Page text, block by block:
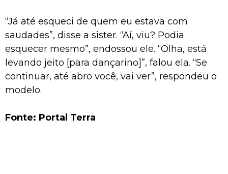
“Já até esqueci de quem eu estava com
saudades”, disse a sister. “Aí, viu? Podia
esquecer mesmo”, endossou ele. “Olha, está
levando jeito [para dançarino]”, falou ela. “Se
continuar, até abro você, vai ver”, respondeu o
modelo.
Fonte: Portal Terra